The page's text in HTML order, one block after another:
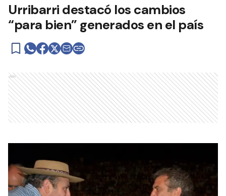
Urribarri destacó los cambios
“para bien” generados en el país
Ads